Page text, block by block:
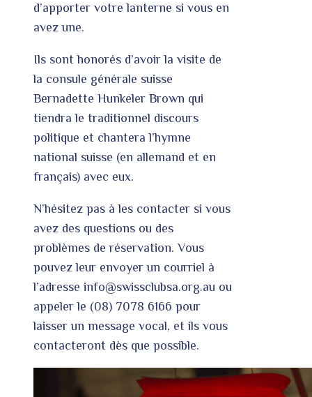
d’apporter votre lanterne si vous en
avez une.
Ils sont honorés d’avoir la visite de
la consule générale suisse
Bernadette Hunkeler Brown qui
tiendra le traditionnel discours
politique et chantera l’hymne
national suisse (en allemand et en
français) avec eux.
N’hésitez pas à les contacter si vous
avez des questions ou des
problèmes de réservation. Vous
pouvez leur envoyer un courriel à
l’adresseinfo@swissclubsa.org.au ou
appeler le (08) 7078 6166 pour
laisser un message vocal, et ils vous
contacteront dès que possible.